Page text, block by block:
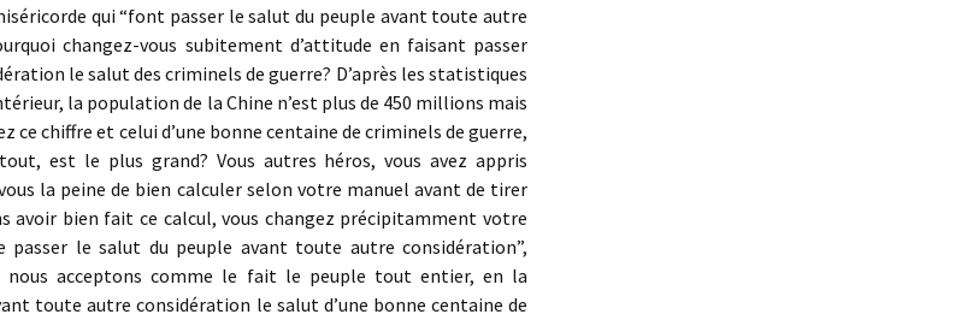
qui “font passer le salut du peuple avant toute autre
changez-vous subitement d’attitude en faisant passer
le salut des criminels de guerre? D’après les statistiques
la population de la Chine n’est plus de 450 millions mais
ce chiffre et celui d’une bonne centaine de criminels de guerre,
est le plus grand? Vous autres héros, vous avez appris
la peine de bien calculer selon votre manuel avant de tirer
avoir bien fait ce calcul, vous changez précipitamment votre
le salut du peuple avant toute autre considération”,
nous acceptons comme le fait le peuple tout entier, en la
toute autre considération le salut d’une bonne centaine de